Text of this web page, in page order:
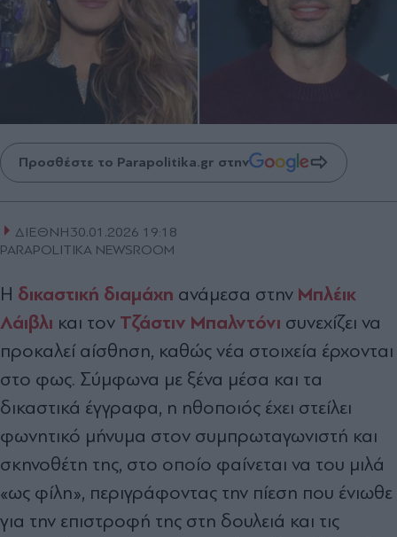
Προσθέστε το Parapolitika.gr στην
ΔΙΕΘΝΗ30.01.2026 19:18
PARAPOLITIKA NEWSROOM
Η δικαστική διαμάχη ανάμεσα στην Μπλέικ
Λάιβλι και τον Τζάστιν Μπαλντόνι συνεχίζει να
προκαλεί αίσθηση, καθώς νέα στοιχεία έρχονται
στο φως. Σύμφωνα με ξένα μέσα και τα
δικαστικά έγγραφα, η ηθοποιός έχει στείλει
φωνητικό μήνυμα στον συμπρωταγωνιστή και
σκηνοθέτη της, στο οποίο φαίνεται να του μιλά
«ως φίλη», περιγράφοντας την πίεση που ένιωθε
για την επιστροφή της στη δουλειά και τις